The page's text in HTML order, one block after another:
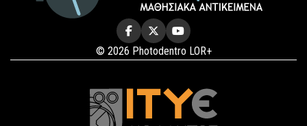
© 2026 Photodentro LOR+